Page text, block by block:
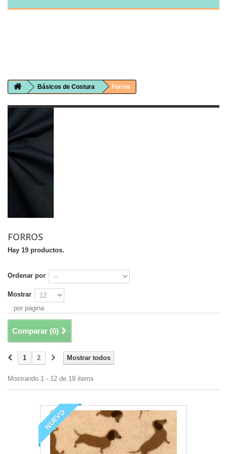
Básicos de Costura Forros
FORROS
Hay 19 productos.
Ordenar por
Mostrar
por página
Comparar (0)
Mostrar todos
1 2
Mostrando 1 - 12 de 19 items
NUEVO